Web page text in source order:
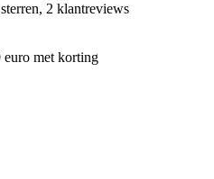
2 klantreviews
met korting